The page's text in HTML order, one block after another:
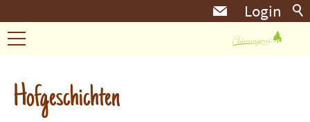
Login
Kräuterzeit
Hofgeschichten